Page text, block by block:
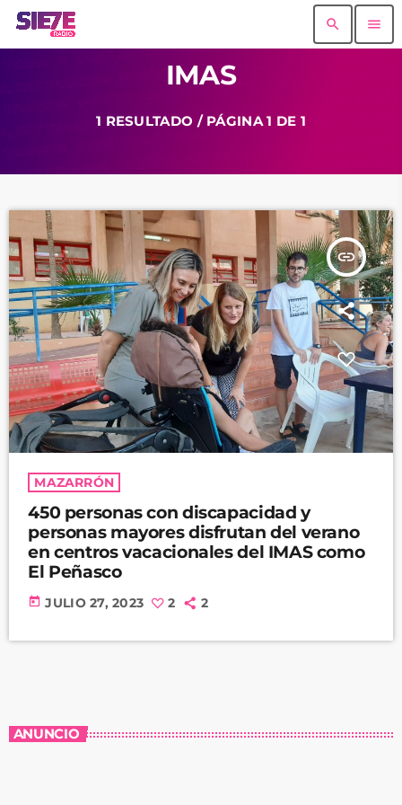
search menu
IMAS
1 RESULTADO / PÁGINA 1 DE 1
insert_link
MAZARRÓN
450 personas con discapacidad y
personas mayores disfrutan del verano
en centros vacacionales del IMAS como
El Peñasco
today JULIO 27, 2023 2 2
ANUNCIO